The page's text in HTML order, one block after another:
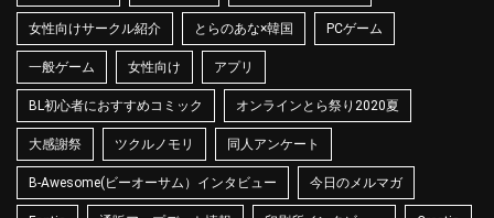
女性向けサークル紹介 とらのあな×韓国 PCゲーム
一般ゲーム 女性向け アプリ
BL初心者におすすめコミック オンラインとら祭り2020夏
大感謝祭 ツクルノモリ 同人アンケート
B-Awesome(ビーオーサム）インタビュー 今日のメルマガ